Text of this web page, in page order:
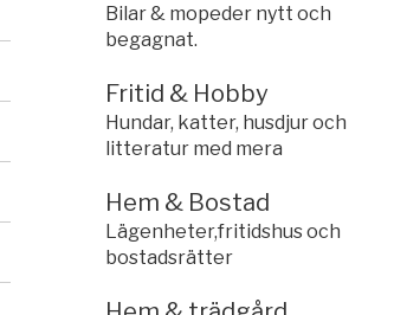
Bilar & mopeder nytt och
begagnat.
Fritid & Hobby
Hundar, katter, husdjur och
litteratur med mera
Hem & Bostad
Lägenheter,fritidshus och
bostadsrätter